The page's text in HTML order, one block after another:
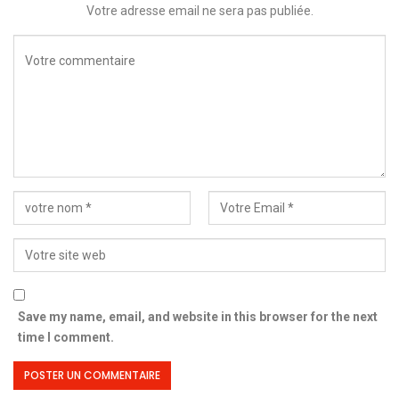
Votre adresse email ne sera pas publiée.
Save my name, email, and website in this browser for the next
time I comment.